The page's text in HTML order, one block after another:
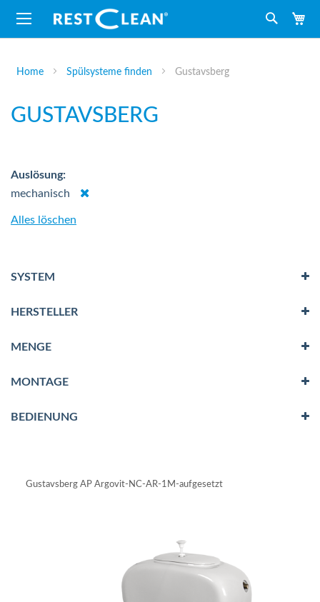
Suche
Home Spülsysteme finden Gustavsberg
GUSTAVSBERG
Gustavsberg AP Argovit-NC-AR-1M-aufgesetzt
Auslösung
mechanisch
Dies
Alles löschen
SYSTEM
HERSTELLER
MENGE
MONTAGE
BEDIENUNG